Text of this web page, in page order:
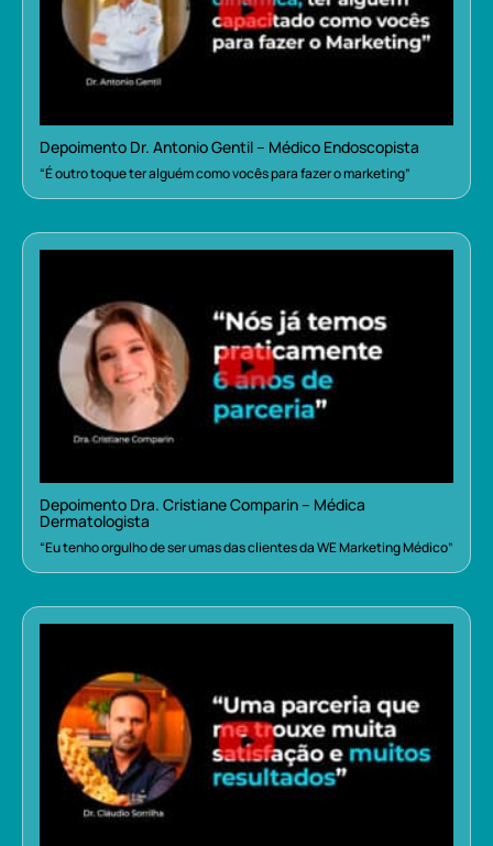
Depoimento Dr. Antonio Gentil – Médico Endoscopista
“É outro toque ter alguém como vocês para fazer o marketing”
Depoimento Dra. Cristiane Comparin – Médica
Dermatologista
“Eu tenho orgulho de ser umas das clientes da WE Marketing Médico”